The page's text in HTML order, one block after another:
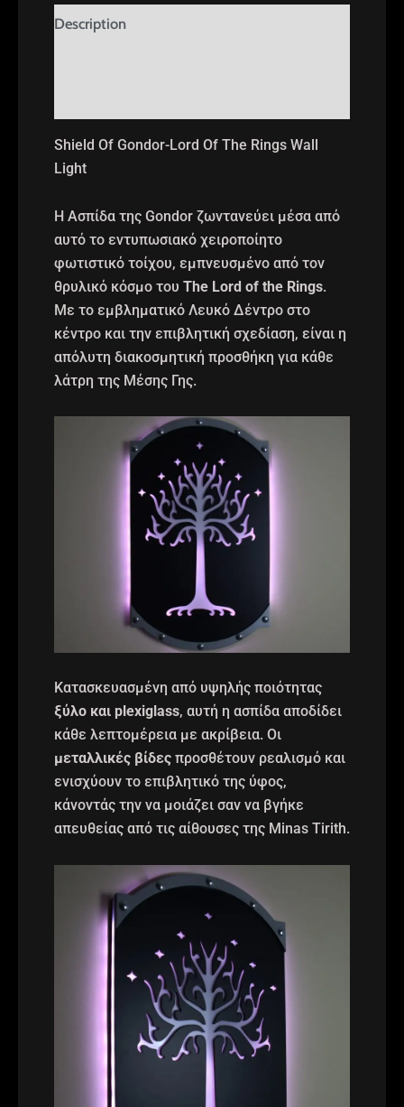
Description
Shield Of Gondor-Lord Of The Rings Wall
Light
Η Ασπίδα της Gondor ζωντανεύει μέσα από
αυτό το εντυπωσιακό χειροποίητο
φωτιστικό τοίχου, εμπνευσμένο από τον
θρυλικό κόσμο του The Lord of the Rings.
Με το εμβληματικό Λευκό Δέντρο στο
κέντρο και την επιβλητική σχεδίαση, είναι η
απόλυτη διακοσμητική προσθήκη για κάθε
λάτρη της Μέσης Γης.
Κατασκευασμένη από υψηλής ποιότητας
ξύλο και plexiglass, αυτή η ασπίδα αποδίδει
κάθε λεπτομέρεια με ακρίβεια. Οι
μεταλλικές βίδες προσθέτουν ρεαλισμό και
ενισχύουν το επιβλητικό της ύφος,
κάνοντάς την να μοιάζει σαν να βγήκε
απευθείας από τις αίθουσες της Minas Tirith.